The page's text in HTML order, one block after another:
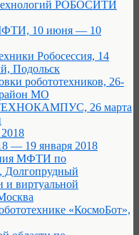
РОБОСИТИ
10 июня — 10
Робосессия, 14
Подольск
робототехников, 26-
район МО
ТЕХНОКАМПУС, 26 марта
— 19 января 2018
МФТИ по
Долгопрудный
и виртуальной
«КосмоБот»,